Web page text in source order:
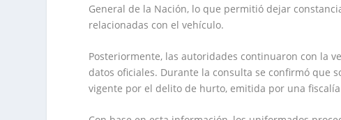
General de la Nación, lo que permitió dejar
relacionadas con el vehículo.
Posteriormente, las autoridades continuaron con la
datos oficiales. Durante la consulta se confirmó que
vigente por el delito de hurto, emitida por una fiscalía